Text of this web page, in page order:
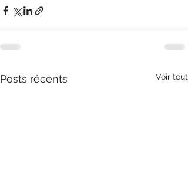
Posts récents Voir tout